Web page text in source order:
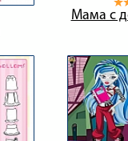
Мама с